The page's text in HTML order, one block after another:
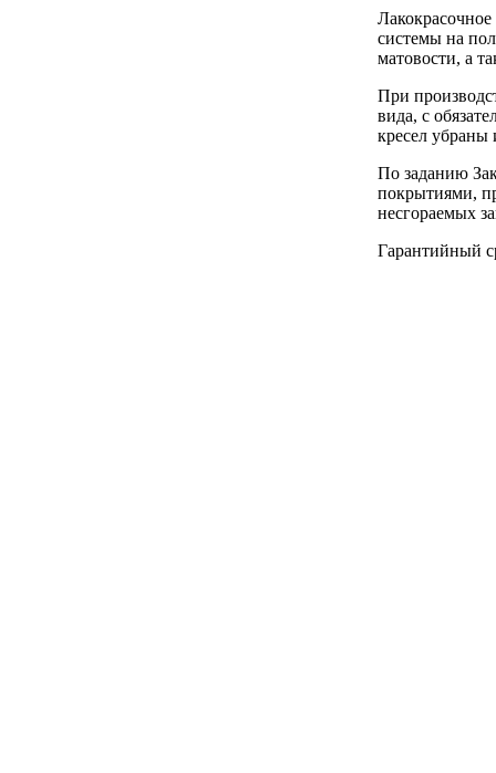
системы на
матовости, а
При
вида, с
кресел
По заданию
покрытиями,
несгораемых
Гарантийный